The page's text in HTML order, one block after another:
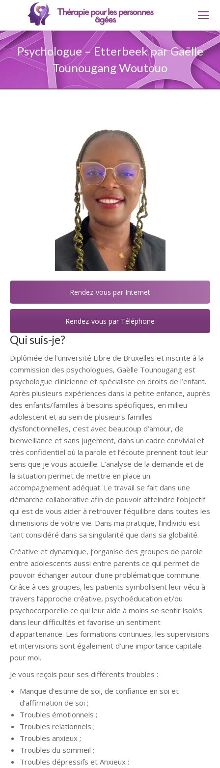
Psychologue – Etterbeek par Gaëlle
Tounougang Woutouo
Qui suis-je?
Diplômée de l’université Libre de Bruxelles et inscrite à la
commission des psychologues, Gaëlle Tounougang est
psychologue clinicienne et spécialiste en droits de l’enfant.
Après plusieurs expériences dans la petite enfance, auprès
des enfants/familles à besoins spécifiques, en milieu
adolescent et au sein de plusieurs familles
dysfonctionnelles, c’est avec beaucoup d’amour, de
bienveillance et sans jugement, dans un cadre convivial et
très confidentiel où la parole et l’écoute prennent tout leur
sens que je vous accueille. L’analyse de la demande et de
la situation permet de mettre en place un
accompagnement adéquat. Le travail se fait dans une
démarche collaborative afin de pouvoir atteindre l’objectif
qui est de vous aider à retrouver l’équilibre dans toutes les
dimensions de votre vie. Dans ma pratique, l’individu est
tant considéré dans sa singularité que dans sa globalité.
Créative et dynamique, j’organise des groupes de parole
entre adolescents aussi entre parents ce qui permet de
pouvoir échanger autour d’une problématique commune.
Grâce à ces groupes, les patients symbolisent leur vécu à
travers l’approche créative, psychoéducation et/ou
psychocorporelle ce qui leur aide à moins se sentir isolés
dans leur difficultés et favorise un sentiment
d’appartenance. Les formations continues, les supervisions
et intervisions sont également d’une importance capitale
pour moi.
Je vous reçois pour ses différents troubles :
Manque d’estime de soi, de confiance en soi et
d’affirmation de soi ;
Troubles émotionnels ;
Troubles relationnels ;
Troubles anxieux ;
Troubles du sommeil ;
Troubles dépressifs et Anxieux ;
Rendez-vous par Internet
Rendez-vous par Téléphone